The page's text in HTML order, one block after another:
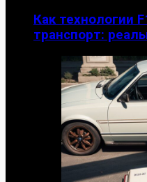
Как технологии
транспорт: